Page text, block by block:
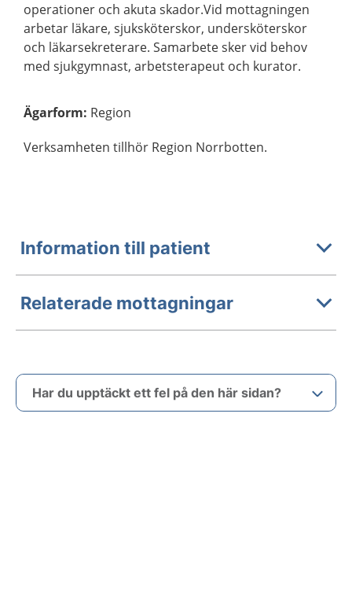
operationer och akuta skador.Vid mottagningen
arbetar läkare, sjuksköterskor, undersköterskor
och läkarsekreterare. Samarbete sker vid behov
med sjukgymnast, arbetsterapeut och kurator.
Ägarform: Region
Verksamheten tillhör Region Norrbotten.
Information till patient
Relaterade mottagningar
Har du upptäckt ett fel på den här sidan?